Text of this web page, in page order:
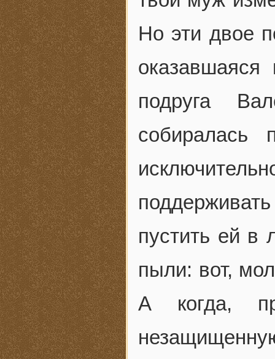
Но эти двое
подруга
собиралась
пустить ей в
пыли: вот,
А когда,